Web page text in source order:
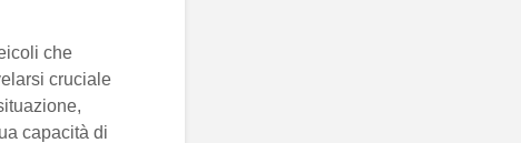
che
cruciale
capacità di